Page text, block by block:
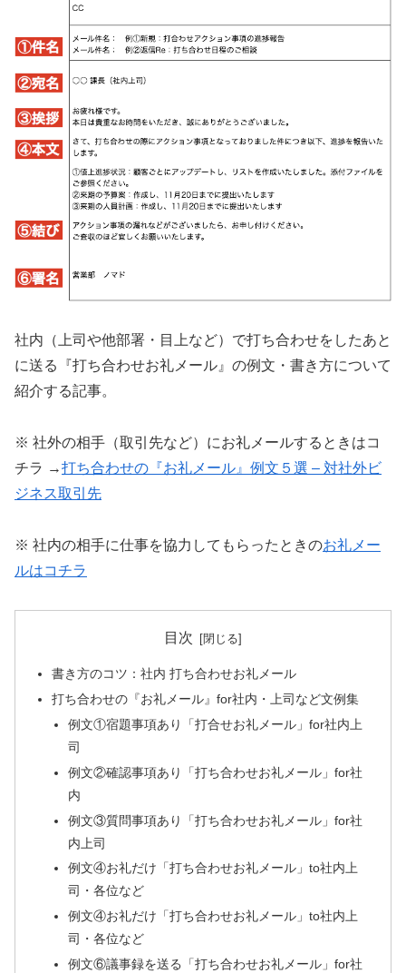
社内（上司や他部署・目上など）で打ち合わせをしたあと
に送る『打ち合わせお礼メール』の例文・書き方について
紹介する記事。
※ 社外の相手（取引先など）にお礼メールするときはコ
チラ →打ち合わせの『お礼メール』例文５選 – 対社外ビ
ジネス取引先
※ 社内の相手に仕事を協力してもらったときのお礼メー
ルはコチラ
目次
書き方のコツ：社内 打ち合わせお礼メール
打ち合わせの『お礼メール』for社内・上司など文例集
例文①宿題事項あり「打合せお礼メール」for社内上
司
例文②確認事項あり「打ち合わせお礼メール」for社
内
例文③質問事項あり「打ち合わせお礼メール」for社
内上司
例文④お礼だけ「打ち合わせお礼メール」to社内上
司・各位など
例文④お礼だけ「打ち合わせお礼メール」to社内上
司・各位など
例文⑥議事録を送る「打ち合わせお礼メール」for社